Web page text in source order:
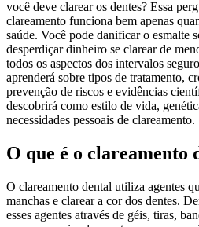
você deve clarear os dentes? Essa
clareamento funciona bem apenas
saúde. Você pode danificar o esmalte
desperdiçar dinheiro se clarear de
todos os aspectos dos intervalos
aprenderá sobre tipos de tratamento,
prevenção de riscos e evidências
descobrirá como estilo de vida,
necessidades pessoais de clareamento.
O que é o clareamento
O clareamento dental utiliza agentes
manchas e clarear a cor dos dentes.
esses agentes através de géis, tiras,